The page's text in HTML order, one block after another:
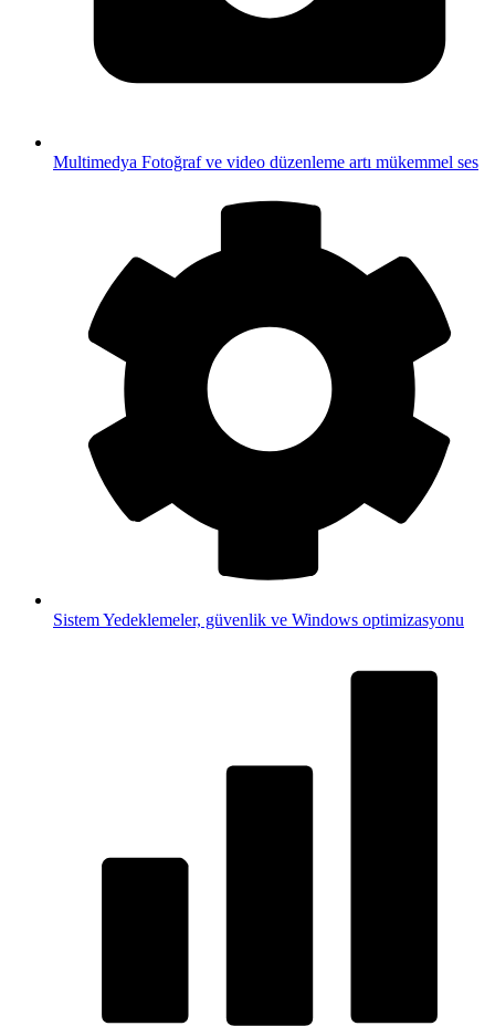
Multimedya Fotoğraf ve video düzenleme artı mükemmel ses
SistemYedeklemeler, güvenlik ve Windows optimizasyonu